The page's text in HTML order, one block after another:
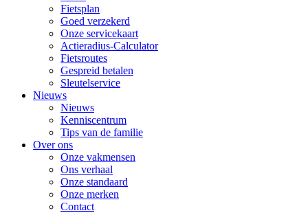
Fietsplan
Goed verzekerd
Onze servicekaart
Actieradius-Calculator
Fietsroutes
Gespreid betalen
Sleutelservice
Nieuws
Nieuws
Kenniscentrum
Tips van de familie
Over ons
Onze vakmensen
Ons verhaal
Onze standaard
Onze merken
Contact